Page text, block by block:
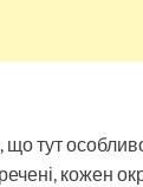
що тут
кожен